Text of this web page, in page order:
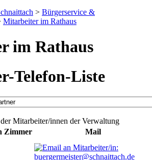
> Bürgerservice &
Mitarbeiter im Rathaus
im Rathaus
Telefon-Liste
Mitarbeiter/innen der Verwaltung
Zimmer
Mail